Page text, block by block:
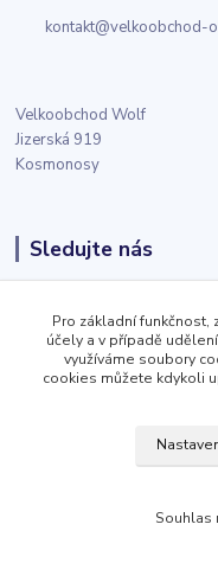
kontakt@velkoobchod-
Velkoobchod Wolf
Jizerská 919
Kosmonosy
Sledujte nás
Pro základní funkčnost,
účely a v případě
využíváme soubory
cookies můžete kdykoli
Souhlas